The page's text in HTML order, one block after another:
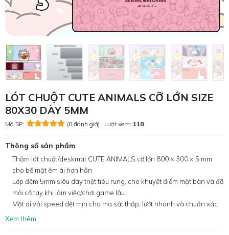
LÓT CHUỘT CUTE ANIMALS CỠ LỚN SIZE
80X30 DÀY 5MM
Mã SP: (0 đánh giá) Lượt xem: 118
Thông số sản phẩm
Thảm lót chuột/deskmat CUTE ANIMALS cỡ lớn 800 × 300 × 5 mm
cho bề mặt êm ái hơn hẳn
Lớp đệm 5mm siêu dày triệt tiêu rung, che khuyết điểm mặt bàn và đỡ
mỏi cổ tay khi làm việc/chơi game lâu.
Mặt di vải speed dệt mịn cho ma sát thấp, lướt nhanh và chuẩn xác
Xem thêm